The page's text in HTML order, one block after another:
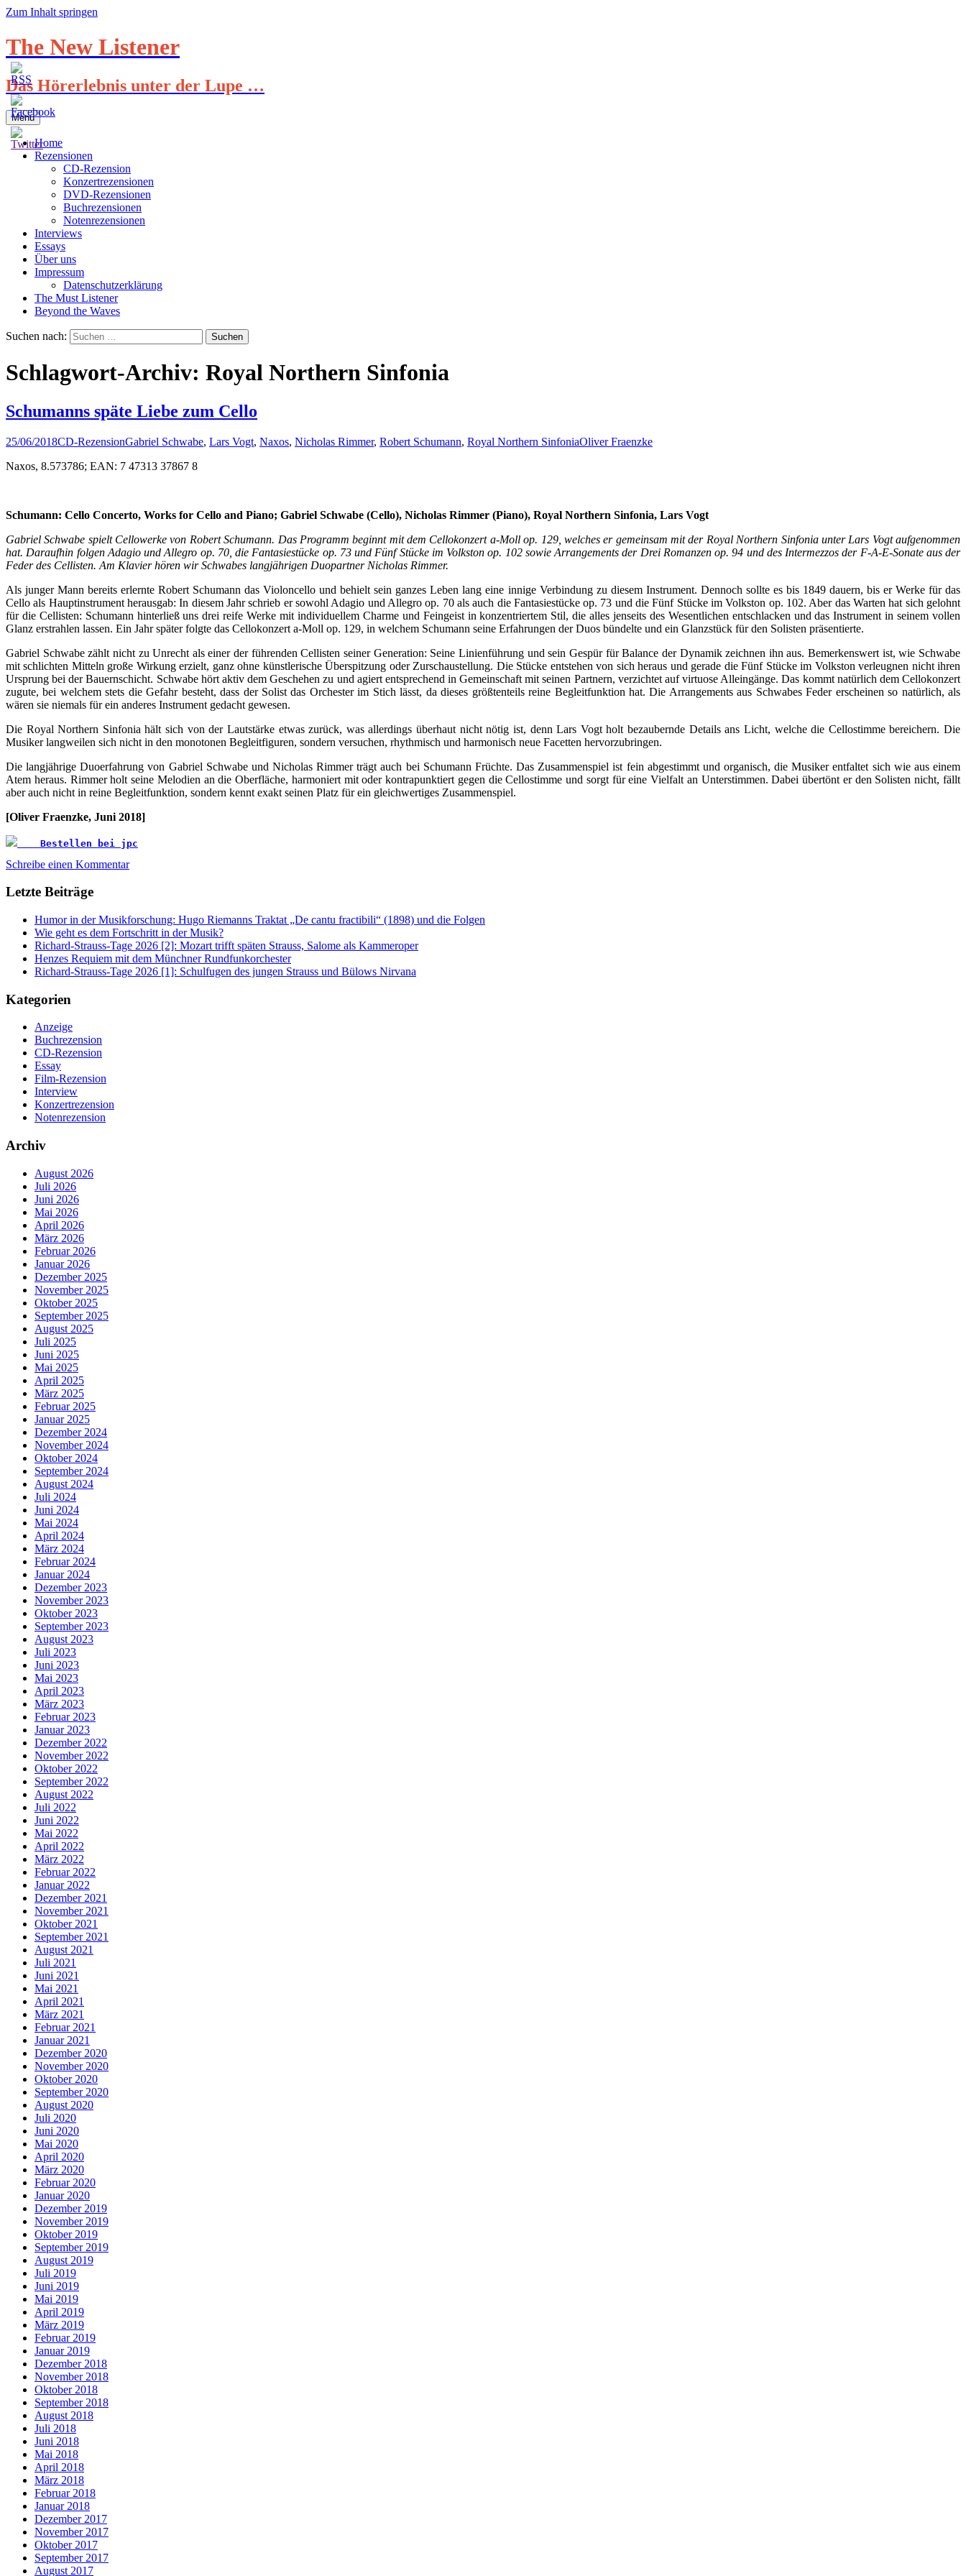
Zum Inhalt springen
The New Listener
Das Hörerlebnis unter der Lupe …
Menü
Home
Rezensionen
CD-Rezension
Konzertrezensionen
DVD-Rezensionen
Buchrezensionen
Notenrezensionen
Interviews
Essays
Über uns
Impressum
Datenschutzerklärung
The Must Listener
Beyond the Waves
Suchen nach:
Schlagwort-Archiv: Royal Northern Sinfonia
Schumanns späte Liebe zum Cello
25/06/2018CD-RezensionGabriel Schwabe, Lars Vogt, Naxos, Nicholas Rimmer, Robert Schumann, Royal Northern SinfoniaOliver Fraenzke
Naxos, 8.573786; EAN: 7 47313 37867 8
Schumann: Cello Concerto, Works for Cello and Piano; Gabriel Schwabe (Cello), Nicholas Rimmer (Piano), Royal Northern Sinfonia, Lars Vogt
Gabriel Schwabe spielt Cellowerke von Robert Schumann. Das Programm beginnt mit dem Cellokonzert a-Moll op. 129, welches er gemeinsam mit der Royal Northern Sinfonia unter Lars Vogt aufgenommen
hat. Daraufhin folgen Adagio und Allegro op. 70, die Fantasiestücke op. 73 und Fünf Stücke im Volkston op. 102 sowie Arrangements der Drei Romanzen op. 94 und des Intermezzos der F-A-E-Sonate aus der
Feder des Cellisten. Am Klavier hören wir Schwabes langjährigen Duopartner Nicholas Rimmer.
Als junger Mann bereits erlernte Robert Schumann das Violoncello und behielt sein ganzes Leben lang eine innige Verbindung zu diesem Instrument. Dennoch sollte es bis 1849 dauern, bis er Werke für das
Cello als Hauptinstrument herausgab: In diesem Jahr schrieb er sowohl Adagio und Allegro op. 70 als auch die Fantasiestücke op. 73 und die Fünf Stücke im Volkston op. 102. Aber das Warten hat sich gelohnt
für die Cellisten: Schumann hinterließ uns drei reife Werke mit individuellem Charme und Feingeist in konzentriertem Stil, die alles jenseits des Wesentlichen entschlacken und das Instrument in seinem vollen
Glanz erstrahlen lassen. Ein Jahr später folgte das Cellokonzert a-Moll op. 129, in welchem Schumann seine Erfahrungen der Duos bündelte und ein Glanzstück für den Solisten präsentierte.
Gabriel Schwabe zählt nicht zu Unrecht als einer der führenden Cellisten seiner Generation: Seine Linienführung und sein Gespür für Balance der Dynamik zeichnen ihn aus. Bemerkenswert ist, wie Schwabe
mit schlichten Mitteln große Wirkung erzielt, ganz ohne künstlerische Überspitzung oder Zurschaustellung. Die Stücke entstehen von sich heraus und gerade die Fünf Stücke im Volkston verleugnen nicht ihren
Ursprung bei der Bauernschicht. Schwabe hört aktiv dem Geschehen zu und agiert entsprechend in Gemeinschaft mit seinen Partnern, verzichtet auf virtuose Alleingänge. Das kommt natürlich dem Cellokonzert
zugute, bei welchem stets die Gefahr besteht, dass der Solist das Orchester im Stich lässt, da dieses größtenteils reine Begleitfunktion hat. Die Arrangements aus Schwabes Feder erscheinen so natürlich, als
wären sie niemals für ein anderes Instrument gedacht gewesen.
Die Royal Northern Sinfonia hält sich von der Lautstärke etwas zurück, was allerdings überhaut nicht nötig ist, denn Lars Vogt holt bezaubernde Details ans Licht, welche die Cellostimme bereichern. Die
Musiker langweilen sich nicht in den monotonen Begleitfiguren, sondern versuchen, rhythmisch und harmonisch neue Facetten hervorzubringen.
Die langjährige Duoerfahrung von Gabriel Schwabe und Nicholas Rimmer trägt auch bei Schumann Früchte. Das Zusammenspiel ist fein abgestimmt und organisch, die Musiker entfaltet sich wie aus einem
Atem heraus. Rimmer holt seine Melodien an die Oberfläche, harmoniert mit oder kontrapunktiert gegen die Cellostimme und sorgt für eine Vielfalt an Unterstimmen. Dabei übertönt er den Solisten nicht, fällt
aber auch nicht in reine Begleitfunktion, sondern kennt exakt seinen Platz für ein gleichwertiges Zusammenspiel.
[Oliver Fraenzke, Juni 2018]
Bestellen bei jpc
Schreibe einen Kommentar
Letzte Beiträge
Humor in der Musikforschung: Hugo Riemanns Traktat „De cantu fractibili“ (1898) und die Folgen
Wie geht es dem Fortschritt in der Musik?
Richard-Strauss-Tage 2026 [2]: Mozart trifft späten Strauss, Salome als Kammeroper
Henzes Requiem mit dem Münchner Rundfunkorchester
Richard-Strauss-Tage 2026 [1]: Schulfugen des jungen Strauss und Bülows Nirvana
Kategorien
Anzeige
Buchrezension
CD-Rezension
Essay
Film-Rezension
Interview
Konzertrezension
Notenrezension
Archiv
August 2026
Juli 2026
Juni 2026
Mai 2026
April 2026
März 2026
Februar 2026
Januar 2026
Dezember 2025
November 2025
Oktober 2025
September 2025
August 2025
Juli 2025
Juni 2025
Mai 2025
April 2025
März 2025
Februar 2025
Januar 2025
Dezember 2024
November 2024
Oktober 2024
September 2024
August 2024
Juli 2024
Juni 2024
Mai 2024
April 2024
März 2024
Februar 2024
Januar 2024
Dezember 2023
November 2023
Oktober 2023
September 2023
August 2023
Juli 2023
Juni 2023
Mai 2023
April 2023
März 2023
Februar 2023
Januar 2023
Dezember 2022
November 2022
Oktober 2022
September 2022
August 2022
Juli 2022
Juni 2022
Mai 2022
April 2022
März 2022
Februar 2022
Januar 2022
Dezember 2021
November 2021
Oktober 2021
September 2021
August 2021
Juli 2021
Juni 2021
Mai 2021
April 2021
März 2021
Februar 2021
Januar 2021
Dezember 2020
November 2020
Oktober 2020
September 2020
August 2020
Juli 2020
Juni 2020
Mai 2020
April 2020
März 2020
Februar 2020
Januar 2020
Dezember 2019
November 2019
Oktober 2019
September 2019
August 2019
Juli 2019
Juni 2019
Mai 2019
April 2019
März 2019
Februar 2019
Januar 2019
Dezember 2018
November 2018
Oktober 2018
September 2018
August 2018
Juli 2018
Juni 2018
Mai 2018
April 2018
März 2018
Februar 2018
Januar 2018
Dezember 2017
November 2017
Oktober 2017
September 2017
August 2017